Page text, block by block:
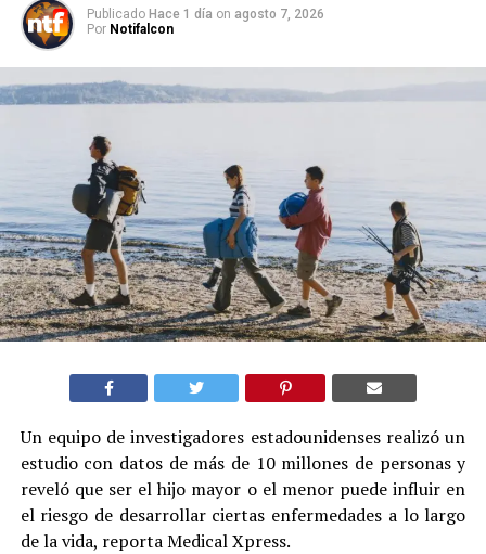
Publicado Hace 1 día on agosto 7, 2026
Por Notifalcon
Un equipo de investigadores estadounidenses realizó un
estudio con datos de más de 10 millones de personas y
reveló que ser el hijo mayor o el menor puede influir en
el riesgo de desarrollar ciertas enfermedades a lo largo
de la vida, reporta Medical Xpress.